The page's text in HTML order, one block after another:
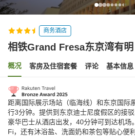
商务酒店
相铁Grand Fresa东京湾有明
概况 客房及住宿套餐 评论 基本信息
距离国际展示场站（临海线）和东京国际
行3分钟。提供到东京迪士尼度假区的接
豪华巴士从酒店出发，40分钟可到达机场
Fi，还有沐浴盐、洗面奶和茶包等贴心便